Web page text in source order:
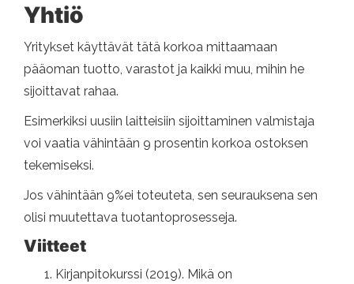
Yhtiö
Yritykset käyttävät tätä korkoa mittaamaan
pääoman tuotto, varastot ja kaikki muu, mihin he
sijoittavat rahaa.
Esimerkiksi uusiin laitteisiin sijoittaminen valmistaja
voi vaatia vähintään 9 prosentin korkoa ostoksen
tekemiseksi.
Jos vähintään 9%ei toteuteta, sen seurauksena sen
olisi muutettava tuotantoprosesseja.
Viitteet
Kirjanpitokurssi (2019). Mikä on